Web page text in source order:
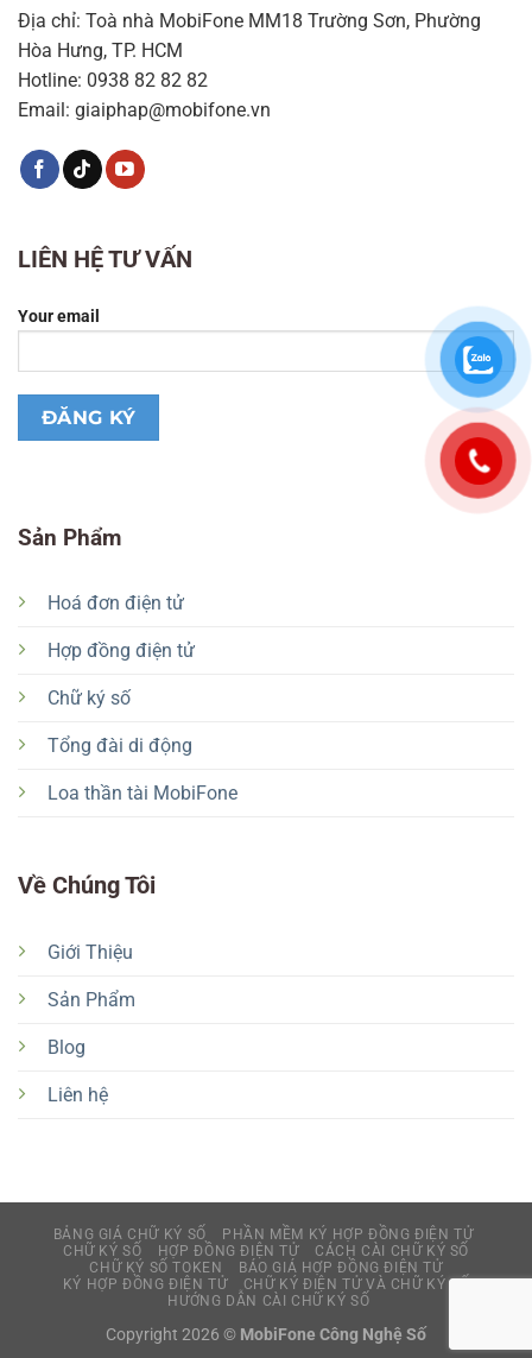
Địa chỉ: Toà nhà MobiFone MM18 Trường Sơn, Phường
Hòa Hưng, TP. HCM
Hotline: 0938 82 82 82
Email: giaiphap@mobifone.vn
Sản Phẩm
Hoá đơn điện tử
Hợp đồng điện tử
Chữ ký số
Tổng đài di động
Loa thần tài MobiFone
Về Chúng Tôi
Giới Thiệu
Sản Phẩm
Blog
Liên hệ
LIÊN HỆ TƯ VẤN
Your email
BẢNG GIÁ CHỮ KÝ SỐ
PHẦN MỀM KÝ HỢP ĐỒNG ĐIỆN TỬ
CHỮ KÝ SỐ
HỢP ĐỒNG ĐIỆN TỬ
CÁCH CÀI CHỮ KÝ SỐ
CHỮ KÝ SỐ TOKEN
BÁO GIÁ HỢP ĐỒNG ĐIỆN TỬ
KÝ HỢP ĐỒNG ĐIỆN TỬ
CHỮ KÝ ĐIỆN TỬ VÀ CHỮ KÝ SỐ
HƯỚNG DẪN CÀI CHỮ KÝ SỐ
Copyright 2026 © MobiFone Công Nghệ Số